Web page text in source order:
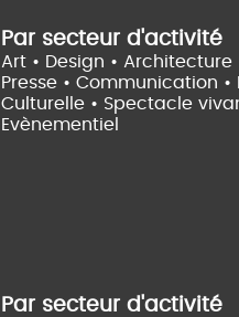
Par secteur d'activité
Art • Design • Architecture
Presse • Communication •
Culturelle • Spectacle
Evènementiel
Par secteur d'activité